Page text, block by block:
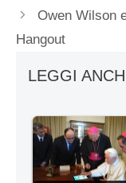
Owen Wilson
Hangout
LEGGI